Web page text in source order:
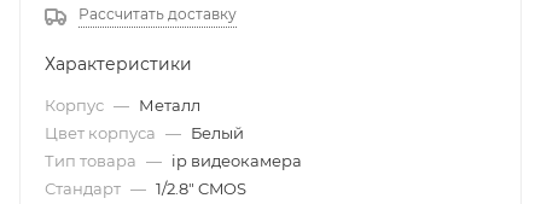
МеталлРассчитать доставку
Характеристики
Корпус — Металл
Цвет корпуса — Белый
Тип товара — ip видеокамера
Стандарт — 1/2.8" CMOS